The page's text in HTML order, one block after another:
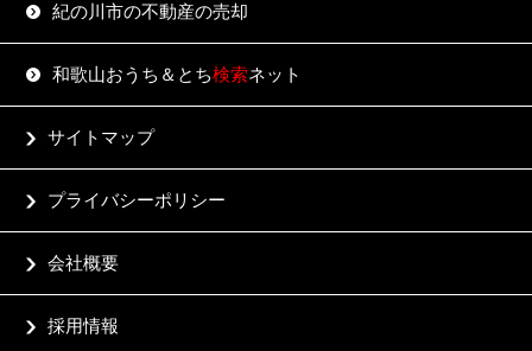
紀の川市の不動産の売却
和歌山おうち＆とち検索ネット
サイトマップ
プライバシーポリシー
会社概要
採用情報